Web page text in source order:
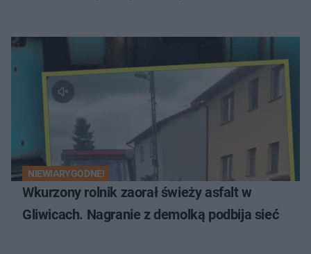
NIEWIARYGODNE!
Wkurzony rolnik zaorał świeży asfalt w
Gliwicach. Nagranie z demolką podbija sieć